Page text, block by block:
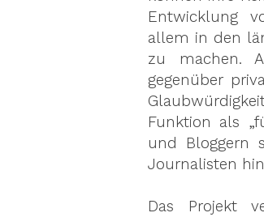
Entwicklung
allem in den
zu machen.
gegenüber
Funktion als
und Bloggern
Journalisten
Das Projekt